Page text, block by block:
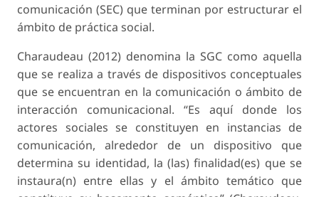
comunicación (SEC) que terminan por estructurar el
ámbito de práctica social.
Charaudeau (2012) denomina la SGC como aquella
que se realiza a través de dispositivos conceptuales
que se encuentran en la comunicación o ámbito de
interacción comunicacional. “Es aquí donde los
actores sociales se constituyen en instancias de
comunicación, alrededor de un dispositivo que
determina su identidad, la (las) finalidad(es) que se
instaura(n) entre ellas y el ámbito temático que